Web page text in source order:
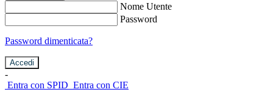
Nome Utente
Password
Password dimenticata?
-
Entra con SPID Entra con CIE